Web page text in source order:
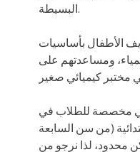
البسيطة.
الأطفال بأساسيات
ومساعدتهم على
مخصصة للطلاب في
(من سن السابعة
محدود، لذا نرجو من